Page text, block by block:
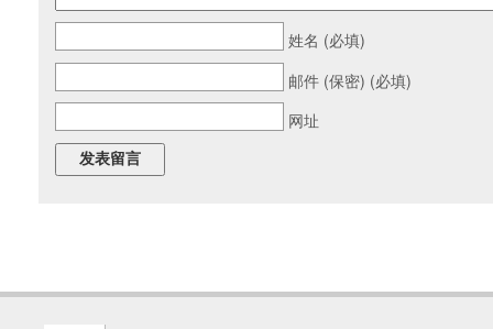
姓名 (必填)
邮件 (保密) (必填)
网址